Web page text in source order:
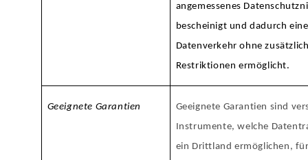
angemessenes
bescheinigt und dadurch
Datenverkehr ohne
Restriktionen ermöglicht.
Geeignete Garantien
Geeignete Garantien sind
Instrumente, welche
ein Drittland ermöglichen,